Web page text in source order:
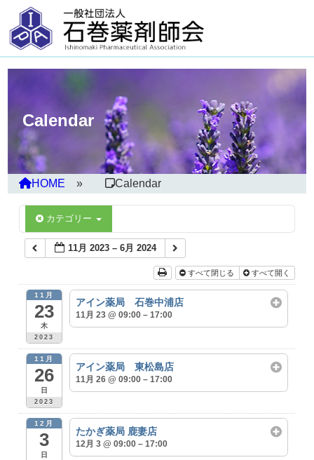
Calendar
HOME Calendar
カテゴリー
11月 2023 – 6月 2024
すべて閉じる すべて開く
11月
23
木
2023
アイン薬局 石巻中浦店
11月 23 @ 09:00 – 17:00
11月
26
日
2023
アイン薬局 東松島店
11月 26 @ 09:00 – 17:00
12月
3
日
たかぎ薬局 鹿妻店
12月 3 @ 09:00 – 17:00